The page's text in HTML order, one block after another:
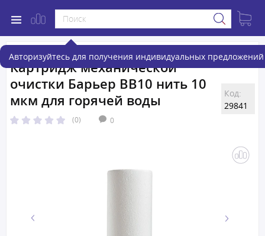
Авторизуйтесь для получения индивидуальных предложений
Картридж механической
очистки Барьер BB10 нить 10
мкм для горячей воды
(0) 0
Код:
29841